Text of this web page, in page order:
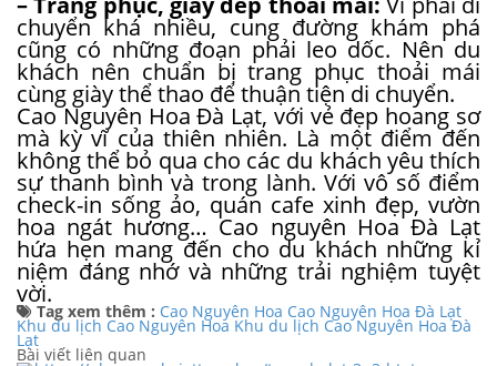
chuyển khá nhiều, cung đường khám phá
cũng có những đoạn phải leo dốc. Nên du
khách nên chuẩn bị trang phục thoải mái
cùng giày thể thao để thuận tiện di chuyển.
Cao Nguyên Hoa Đà Lạt, với vẻ đẹp hoang sơ
mà kỳ vĩ của thiên nhiên. Là một điểm đến
không thể bỏ qua cho các du khách yêu thích
sự thanh bình và trong lành. Với vô số điểm
check-in sống ảo, quán cafe xinh đẹp, vườn
hoa ngát hương… Cao nguyên Hoa Đà Lạt
hứa hẹn mang đến cho du khách những kỉ
niệm đáng nhớ và những trải nghiệm tuyệt
vời.
Tag xem thêm : Cao Nguyên Hoa Cao Nguyên Hoa Đà Lạt
Khu du lịch Cao Nguyên Hoa Khu du lịch Cao Nguyên Hoa Đà
Lạt
Bài viết liên quan